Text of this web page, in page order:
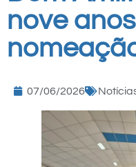
nove
07/06/2026